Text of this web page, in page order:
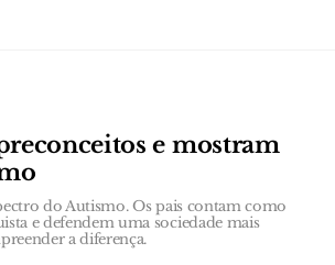
e mostram
do Autismo. Os pais contam como
e defendem uma sociedade mais
a diferença.